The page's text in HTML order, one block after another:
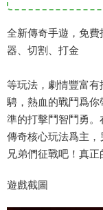
全新傳奇手遊，免
器、切割、打金
等玩法，劇情豐富
騁，熱血的戰鬥爲
準的打擊鬥智鬥勇
傳奇核心玩法爲主
兄弟們征戰吧！真正
遊戲截圖